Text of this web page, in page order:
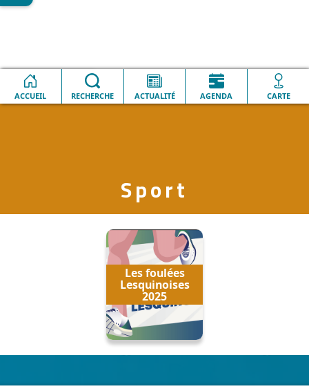
ACCUEIL RECHERCHE ACTUALITÉ AGENDA CARTE
Accueil Sport
Sport
Les foulées
Lesquinoises
2025